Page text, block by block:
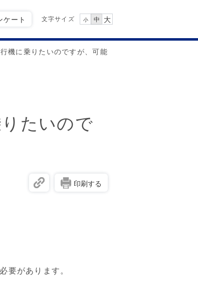
ケート 文字サイズ 小 中 大
機に乗りたいのですが、可能
たいので
印刷する
要があります。